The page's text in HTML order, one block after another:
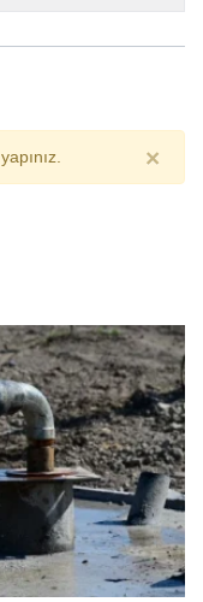
yapınız. ×